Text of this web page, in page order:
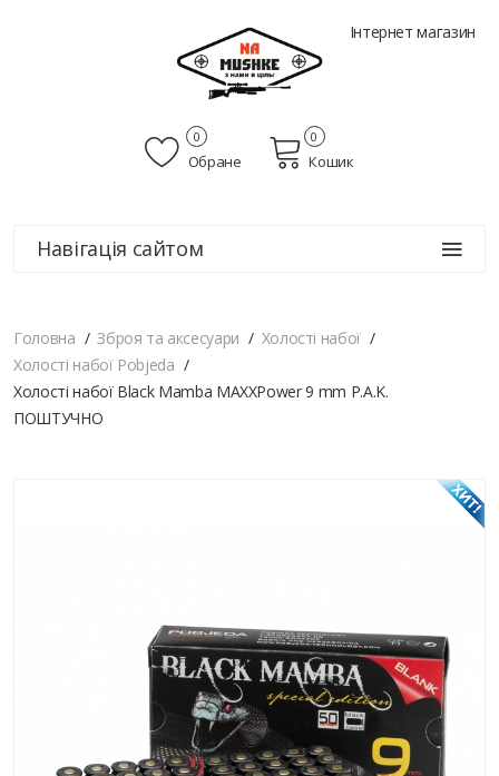
Інтернет магазин
Обране
0
Кошик
0
Навігація сайтом
Головна Зброя та аксесуари
Холості набої
Холості набої Pobjeda
Холості набої Black Mamba MAXXPower 9 mm P.A.K.
ПОШТУЧНО